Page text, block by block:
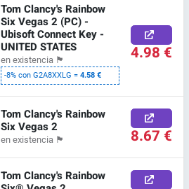
Tom Clancy's Rainbow
Six Vegas 2 (PC) -
Ubisoft Connect Key -
UNITED STATES
en existencia 🏴
-8% con G2A8XXLG =4.58 €
4.98 €
Tom Clancy's Rainbow
Six Vegas 2
en existencia 🏴 8.67 €
Tom Clancy's Rainbow